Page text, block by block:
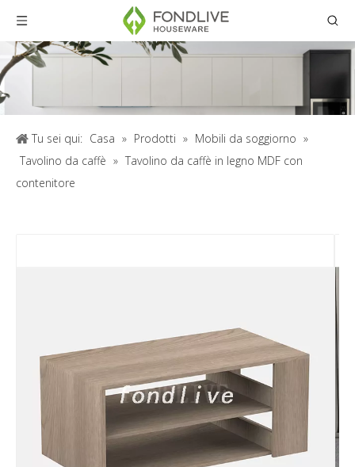
Tu sei qui: Casa » Prodotti » Mobili da soggiorno »
Tavolino da caffè » Tavolino da caffè in legno MDF con
contenitore